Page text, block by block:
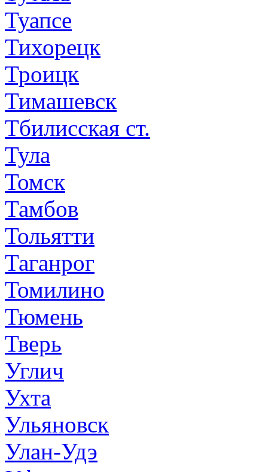
Туапсе
Тихорецк
Троицк
Тимашевск
Тбилисская ст.
Тула
Томск
Тамбов
Тольятти
Таганрог
Томилино
Тюмень
Тверь
Углич
Ухта
Ульяновск
Улан-Удэ